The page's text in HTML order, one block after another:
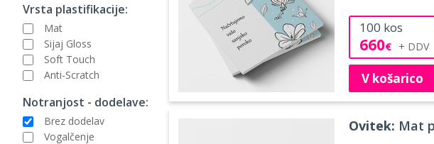
Vrsta plastifikacije:
Mat
Sijaj Gloss
Soft Touch
Anti-Scratch
Notranjost - dodelave:
Brez dodelav
Vogalčenje
100 kos
660€
V košarico
Ovitek: Mat